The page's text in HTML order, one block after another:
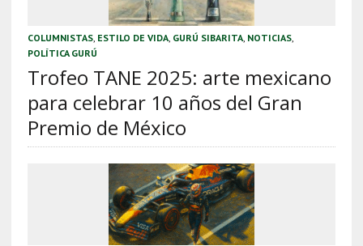
COLUMNISTAS, ESTILO DE VIDA, GURÚ SIBARITA, NOTICIAS,
POLÍTICA GURÚ
Trofeo TANE 2025: arte mexicano
para celebrar 10 años del Gran
Premio de México